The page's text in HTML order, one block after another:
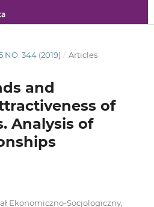
NO. 344 (2019) / Articles
and
of
Analysis of
Ekonomiczno-Socjologiczny,